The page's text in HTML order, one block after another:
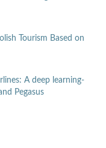
Tourism Based on
A deep learning-
Pegasus